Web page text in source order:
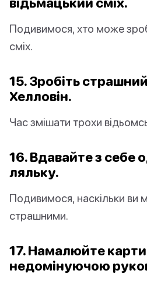
Подивимося, хто може
сміх.
15. Зробіть
Хелловін.
Час змішати трохи
16. Вдавайте з себе
ляльку.
Подивимося, наскільки ви
страшними.
17. Намалюйте
недомінуючою